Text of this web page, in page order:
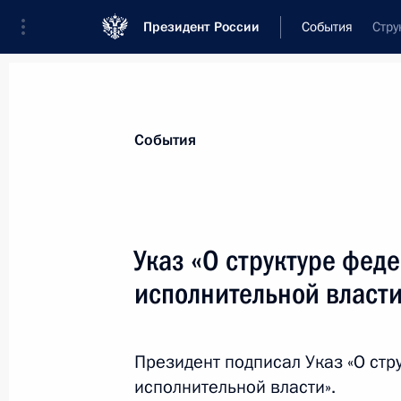
Президент России События
Новости
Телефонный разговор с
События
Указ «О структуре
исполнительной
Президент подписал Указ «О
исполнительной власти».